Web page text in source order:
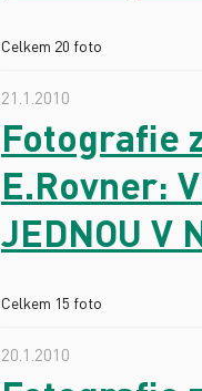
Celkem 20 foto
21.1.2010
Fotografie
E.Rovner:
JEDNOU V
Celkem 15 foto
20.1.2010